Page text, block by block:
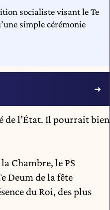
socialiste visant le Te
simple cérémonie
de l’État. Il pourrait bien
Chambre, le PS
Deum de la fête
du Roi, des plus